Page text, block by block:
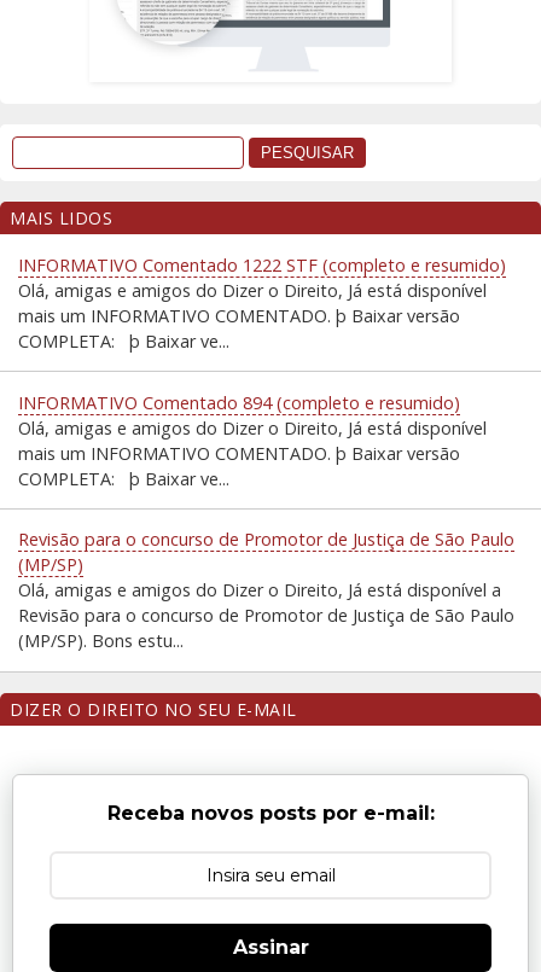
MAIS LIDOS
INFORMATIVO Comentado 1222 STF (completo e resumido)
Olá, amigas e amigos do Dizer o Direito, Já está disponível
mais um INFORMATIVO COMENTADO. þ Baixar versão
COMPLETA: þ Baixar ve...
INFORMATIVO Comentado 894 (completo e resumido)
Olá, amigas e amigos do Dizer o Direito, Já está disponível
mais um INFORMATIVO COMENTADO. þ Baixar versão
COMPLETA: þ Baixar ve...
Revisão para o concurso de Promotor de Justiça de São Paulo
(MP/SP)
Olá, amigas e amigos do Dizer o Direito, Já está disponível a
Revisão para o concurso de Promotor de Justiça de São Paulo
(MP/SP). Bons estu...
DIZER O DIREITO NO SEU E-MAIL
Receba novos posts por e-mail:
Assinar